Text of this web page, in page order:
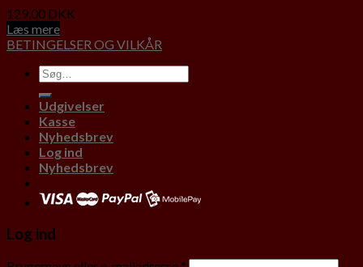
129,00 DKK
Læs mere
BETINGELSER OG VILKÅR
Udgivelser
Kasse
Nyhedsbrev
Log ind
Nyhedsbrev
Log ind